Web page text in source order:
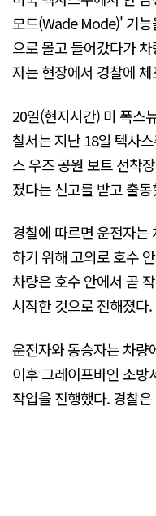
모드(Wade Mode)' 기
으로 몰고 들어갔다가
자는 현장에서 경찰에
20일(현지시간) 미 폭스
찰서는 지난 18일 텍사
스 우즈 공원 보트 선착
졌다는 신고를 받고 출
경찰에 따르면 운전자
하기 위해 고의로 호수
차량은 호수 안에서 곧
시작한 것으로 전해졌다.
운전자와 동승자는 차량
이후 그레이프바인 소
작업을 진행했다. 경찰